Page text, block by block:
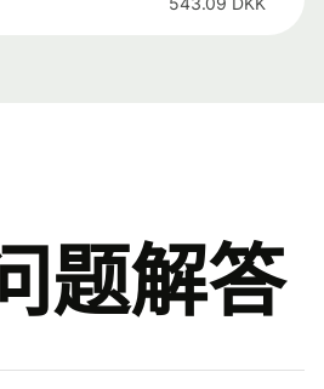
题解答